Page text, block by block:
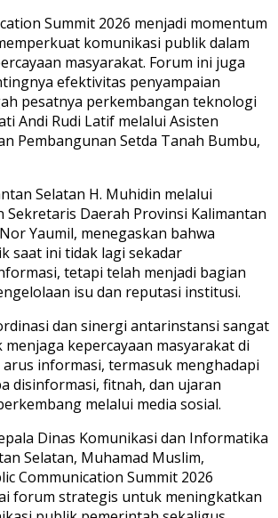
Summit 2026 menjadi momentum
komunikasi publik dalam
masyarakat. Forum ini juga
efektivitas penyampaian
pesatnya perkembangan teknologi
Andi Rudi Latif melalui Asisten
Pembangunan Setda Tanah Bumbu,
Selatan H. Muhidin melalui
Sekretaris Daerah Provinsi Kalimantan
Yaumil, menegaskan bahwa
saat ini tidak lagi sekadar
tetapi telah menjadi bagian
isu dan reputasi institusi.
dan sinergi antarinstansi sangat
kepercayaan masyarakat di
informasi, termasuk menghadapi
disinformasi, fitnah, dan ujaran
melalui media sosial.
Dinas Komunikasi dan Informatika
Selatan, Muhamad Muslim,
Communication Summit 2026
forum strategis untuk meningkatkan